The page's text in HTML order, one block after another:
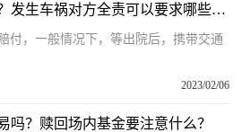
车险垫付的钱怎么处理？发生车祸对方全责可以要求哪些赔偿？
付，一般情况下，等出院后，携带交通
2023/02/06
吗？赎回场内基金要注意什么？